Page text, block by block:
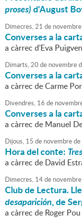
proses)d'August
Dimecres,21 de novembre
Converses a la
a càrrec d'Eva
Dimarts,20 de novembre
Converses a la
a càrrec de Carme
Divendres, 16 de
Converses a la
a càrrec de Manuel
Dijous, 15 de novembrede
Hora del conte:
a càrrec de David
Dimecres, 14de novembre
Club de Lectura.
desaparición, de
a càrrec de Roger Pou